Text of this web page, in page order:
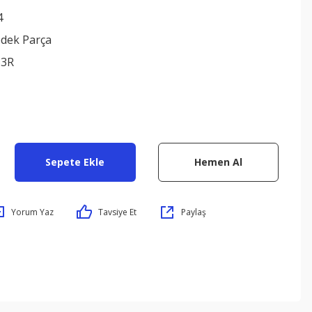
Parça
Sepete Ekle Hemen Al
Yorum Yaz Tavsiye Et Paylaş